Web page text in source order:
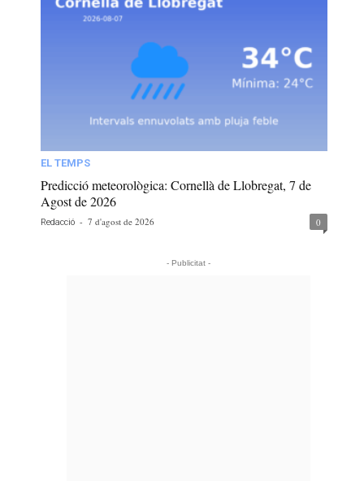
EL TEMPS
Predicció meteorològica: Cornellà de Llobregat, 7 de
Agost de 2026
Redacció - 7 d'agost de 2026 0
- Publicitat -